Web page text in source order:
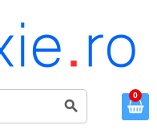
search
0